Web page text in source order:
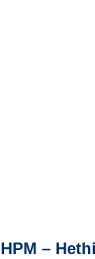
HPM –